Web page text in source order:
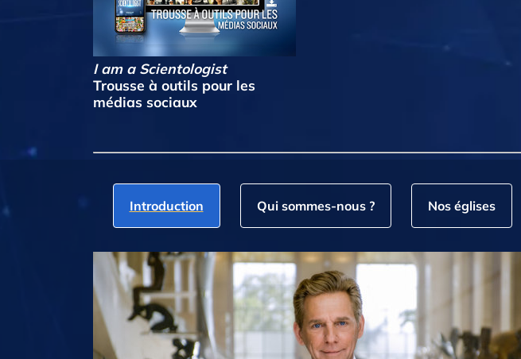
I am a Scientologist
Trousse à outils pour les
médias sociaux
Introduction Qui sommes‑nous ? Nos églises